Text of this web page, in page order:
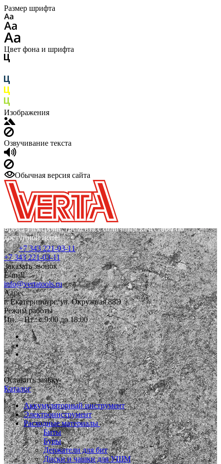
Размер шрифта
Цвет фона и шрифта
Изображения
Озвучивание текста
Обычная версия сайта
Бренд электроинструмента с отличным качеством по
доступной цене!
+7 343 221-03-11
+7 343 221-03-11
Заказать звонок
E-mail
info@vertatools.ru
Адрес
г. Екатеринбург, ул. Окружная 88Э
Режим работы
Пн. – Пт.: с 9:00 до 18:00
Оставить заявку
Каталог
Аккумуляторный инструмент
Электроинструмент
Расходные материалы
Биты
Буры
Держатели для бит
Диски и чашки для УШМ